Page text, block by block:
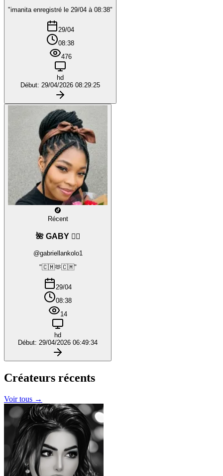
"imanita enregistré le 29/04 à 08:38"
29/04
08:38
476
hd
Début: 29/04/2026 08:29:25
Récent
🌺 GABY ❤️‍🔥
@gabriellankolo1
"🇨🇲🫶🇨🇲"
29/04
08:38
14
hd
Début: 29/04/2026 06:49:34
Créateurs récents
Voir tous →